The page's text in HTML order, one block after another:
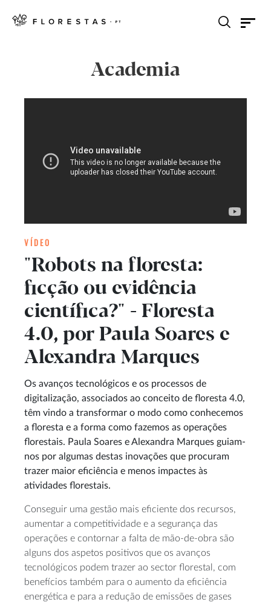
Academia
VÍDEO
"Robots na floresta:
ficção ou evidência
científica?" - Floresta
4.0, por Paula Soares e
Alexandra Marques
Os avanços tecnológicos e os processos de
digitalização, associados ao conceito de floresta 4.0,
têm vindo a transformar o modo como conhecemos
a floresta e a forma como fazemos as operações
florestais. Paula Soares e Alexandra Marques guiam-
nos por algumas destas inovações que procuram
trazer maior eficiência e menos impactes às
atividades florestais.
Conseguir uma gestão mais eficiente dos recursos,
aumentar a competitividade e a segurança das
operações e contornar a falta de mão-de-obra são
alguns dos aspetos positivos que os avanços
tecnológicos podem trazer ao sector florestal, com
benefícios também para o aumento da eficiência
energética e para a redução de emissões de gases